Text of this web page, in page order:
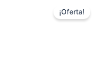
¡Oferta!